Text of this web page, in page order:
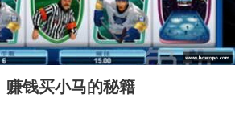
赚钱买小马的秘籍